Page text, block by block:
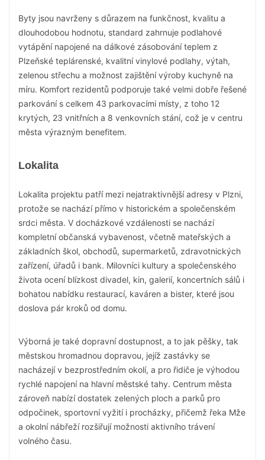
Byty jsou navrženy s důrazem na funkčnost, kvalitu a
dlouhodobou hodnotu, standard zahrnuje podlahové
vytápění napojené na dálkové zásobování teplem z
Plzeňské teplárenské, kvalitní vinylové podlahy, výtah,
zelenou střechu a možnost zajištění výroby kuchyně na
míru. Komfort rezidentů podporuje také velmi dobře řešené
parkování s celkem 43 parkovacími místy, z toho 12
krytých, 23 vnitřních a 8 venkovních stání, což je v centru
města výrazným benefitem.
Lokalita
Lokalita projektu patří mezi nejatraktivnější adresy v Plzni,
protože se nachází přímo v historickém a společenském
srdci města. V docházkové vzdálenosti se nachází
kompletní občanská vybavenost, včetně mateřských a
základních škol, obchodů, supermarketů, zdravotnických
zařízení, úřadů i bank. Milovníci kultury a společenského
života ocení blízkost divadel, kin, galerií, koncertních sálů i
bohatou nabídku restaurací, kaváren a bister, které jsou
doslova pár kroků od domu.
Výborná je také dopravní dostupnost, a to jak pěšky, tak
městskou hromadnou dopravou, jejíž zastávky se
nacházejí v bezprostředním okolí, a pro řidiče je výhodou
rychlé napojení na hlavní městské tahy. Centrum města
zároveň nabízí dostatek zelených ploch a parků pro
odpočinek, sportovní vyžití i procházky, přičemž řeka Mže
a okolní nábřeží rozšiřují možnosti aktivního trávení
volného času.